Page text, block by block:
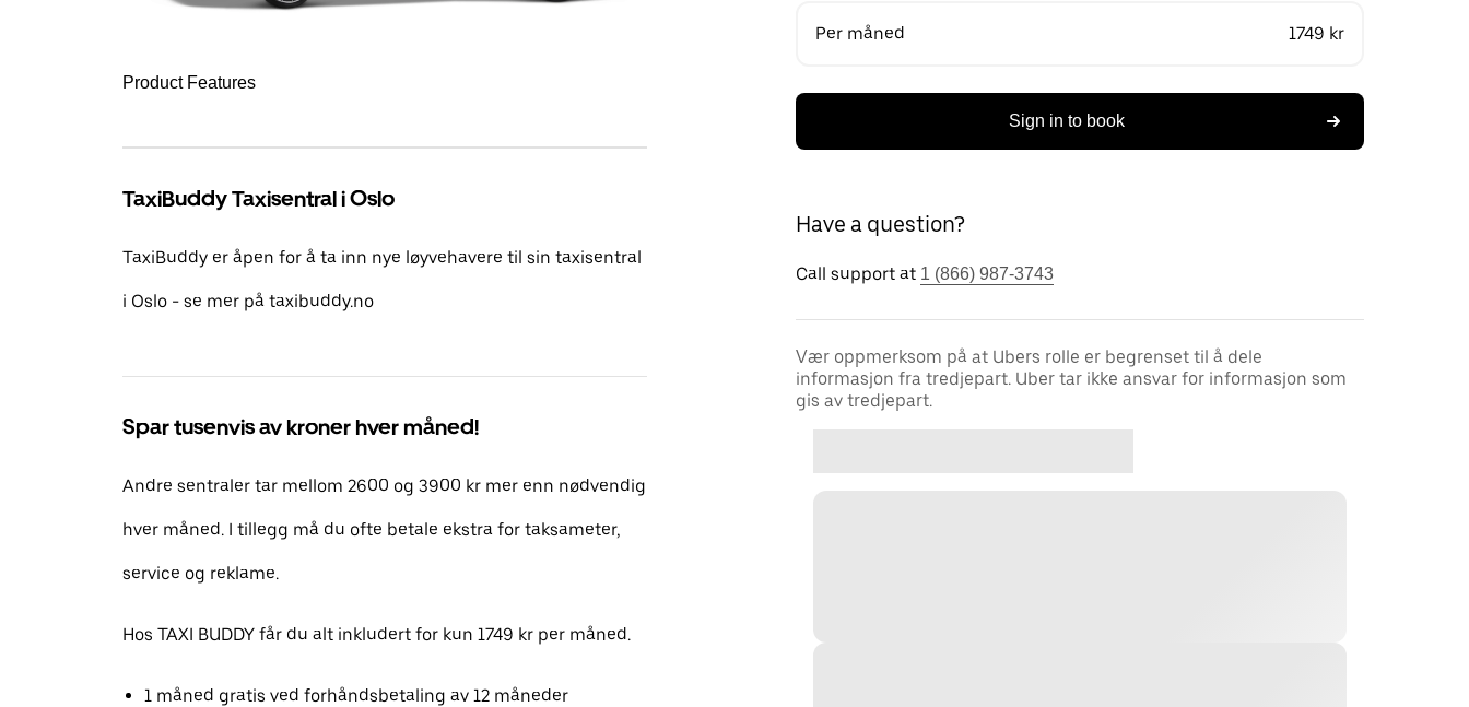
Product Features
TaxiBuddy Taxisentral i Oslo
TaxiBuddy er åpen for å ta inn nye løyvehavere til sin taxisentral
i Oslo - se mer på taxibuddy.no
Spar tusenvis av kroner hver måned!
Andre sentraler tar mellom 2600 og 3900 kr mer enn nødvendig
hver måned. I tillegg må du ofte betale ekstra for taksameter,
service og reklame.
Hos TAXI BUDDY får du alt inkludert for kun 1749 kr per måned.
1 måned gratis ved forhåndsbetaling av 12 måneder
Per måned 1749 kr
Sign in to book
Have a question?
Call support at 1 (866) 987-3743
Vær oppmerksom på at Ubers rolle er begrenset til å dele
informasjon fra tredjepart. Uber tar ikke ansvar for informasjon som
gis av tredjepart.